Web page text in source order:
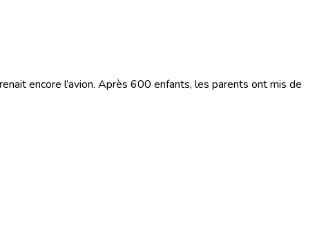
encore l’avion. Après 600 enfants, les parents ont mis de